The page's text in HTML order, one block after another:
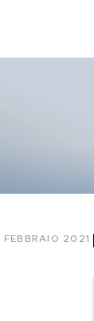
FEBBRAIO 2021